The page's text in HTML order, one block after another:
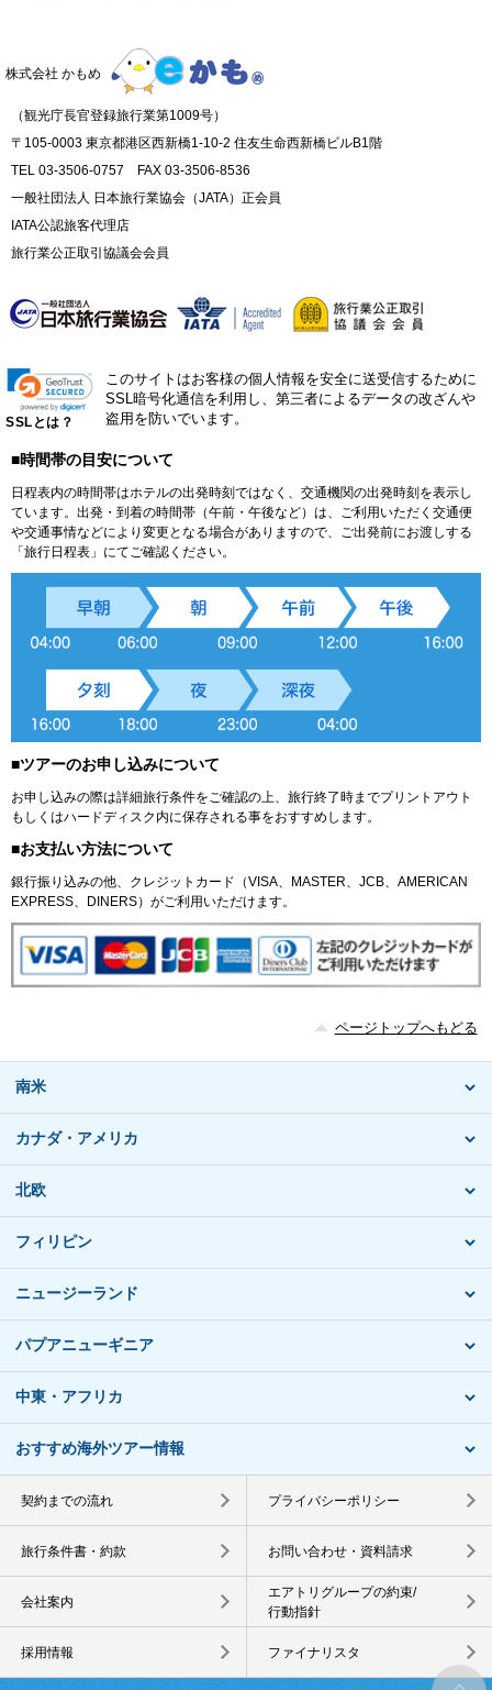
株式会社 かもめ
（観光庁長官登録旅行業第1009号）
〒105-0003 東京都港区西新橋1-10-2 住友生命西新橋ビルB1階
TEL 03-3506-0757 FAX 03-3506-8536
一般社団法人 日本旅行業協会（JATA）正会員
IATA公認旅客代理店
旅行業公正取引協議会会員
SSLとは？
このサイトはお客様の個人情報を安全に送受信するために
SSL暗号化通信を利用し、第三者によるデータの改ざんや
盗用を防いでいます。
■時間帯の目安について
日程表内の時間帯はホテルの出発時刻ではなく、交通機関の出発時刻を表示し
ています。出発・到着の時間帯（午前・午後など）は、ご利用いただく交通便
や交通事情などにより変更となる場合がありますので、ご出発前にお渡しする
「旅行日程表」にてご確認ください。
■ツアーのお申し込みについて
お申し込みの際は詳細旅行条件をご確認の上、旅行終了時までプリントアウト
もしくはハードディスク内に保存される事をおすすめします。
■お支払い方法について
銀行振り込みの他、クレジットカード（VISA、MASTER、JCB、AMERICAN
EXPRESS、DINERS）がご利用いただけます。
ページトップへもどる
南米
カナダ・アメリカ
北欧
フィリピン
ニュージーランド
パプアニューギニア
中東・アフリカ
おすすめ海外ツアー情報
契約までの流れ プライバシーポリシー
旅行条件書・約款 お問い合わせ・資料請求
会社案内
エアトリグループの約束/
行動指針
採用情報 ファイナリスタ